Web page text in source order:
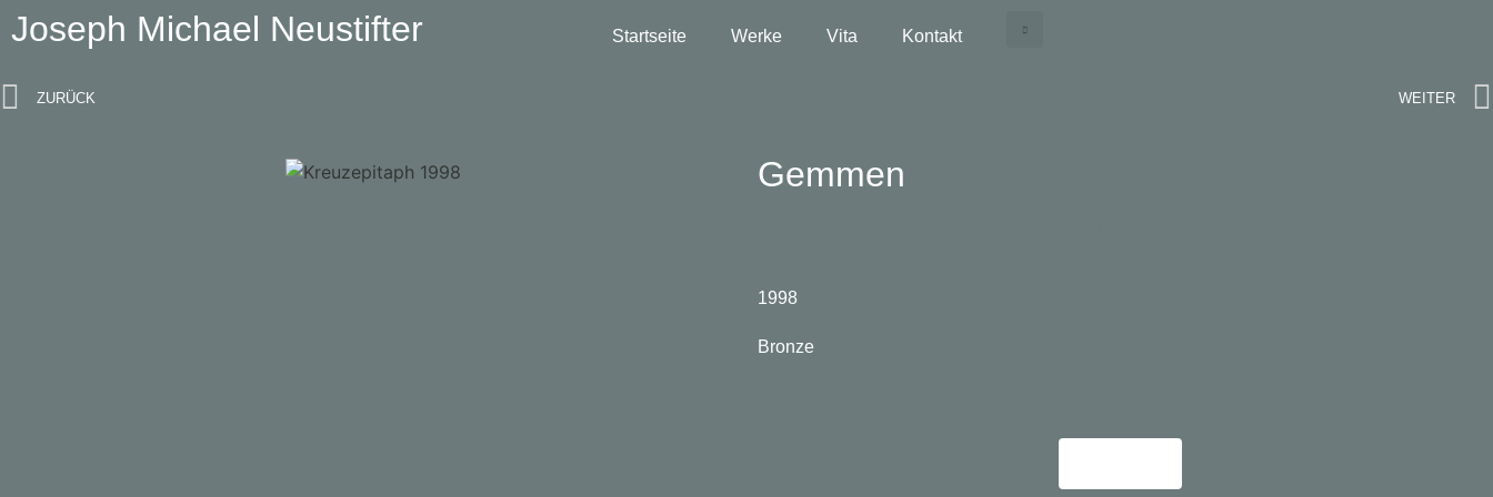
Joseph Michael Neustifter Startseite Werke Vita Kontakt
ZURÜCK WEITER
Gemmen
1998
Bronze